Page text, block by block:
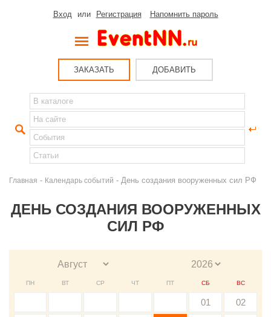
Вход или Регистрация Напомнить пароль
ЗАКАЗАТЬ ДОБАВИТЬ
Главная - Календарь событий - День создания вооруженных сил РФ
ДЕНЬ СОЗДАНИЯ ВООРУЖЕННЫХ
СИЛ РФ
ПН ВТ СР ЧТ ПТ СБ ВС
01 02